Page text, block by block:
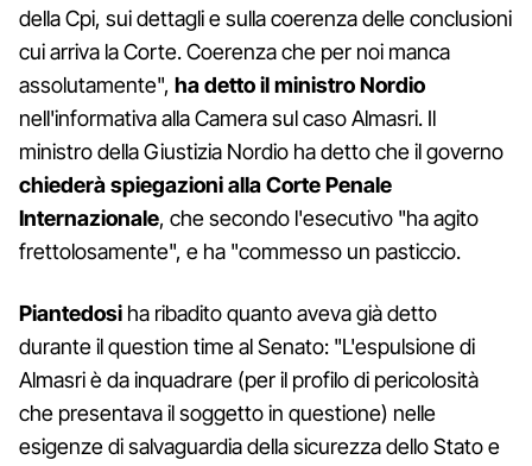
della Cpi, sui dettagli e sulla coerenza delle conclusioni
cui arriva la Corte. Coerenza che per noi manca
assolutamente", ha detto il ministro Nordio
nell'informativa alla Camera sul caso Almasri. Il
ministro della Giustizia Nordio ha detto che il governo
chiederà spiegazioni alla Corte Penale
Internazionale, che secondo l'esecutivo "ha agito
frettolosamente", e ha "commesso un pasticcio.
Piantedosi ha ribadito quanto aveva già detto
durante il question time al Senato: "L'espulsione di
Almasri è da inquadrare (per il profilo di pericolosità
che presentava il soggetto in questione) nelle
esigenze di salvaguardia della sicurezza dello Stato e